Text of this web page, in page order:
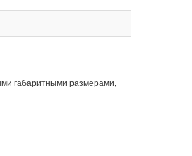
габаритными размерами,